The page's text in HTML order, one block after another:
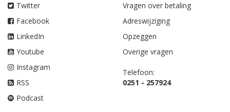
Twitter
Facebook
LinkedIn
Youtube
Instagram
RSS
Podcast
Vragen over betaling
Adreswijziging
Opzeggen
Overige vragen
Telefoon:
0251 - 257924